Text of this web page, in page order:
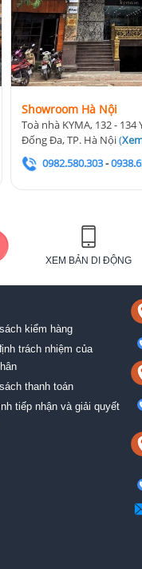
Showroom Hà Nội
Toà nhà KYMA, 132 -
Đống Đa, TP. Hà Nội(
0982.580.303-
XEM BẢN DI ĐỘNG
kiểm hàng
trách nhiệm của
thanh toán
tiếp nhận và giải quyết